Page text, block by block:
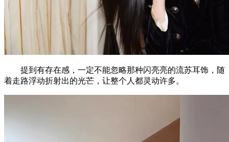
提到有存在感，一定不能忽略那种闪亮亮的流苏耳饰，随
着走路浮动折射出的光芒，让整个人都灵动许多。